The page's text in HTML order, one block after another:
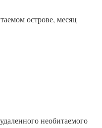
острове, месяц
необитаемого